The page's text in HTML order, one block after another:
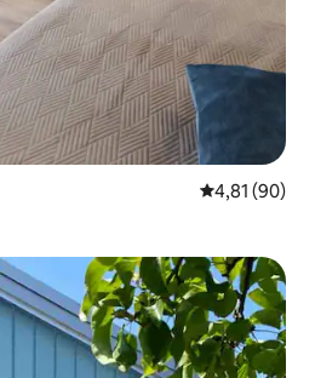
4,81 ud af 5 i
4,81 (90)